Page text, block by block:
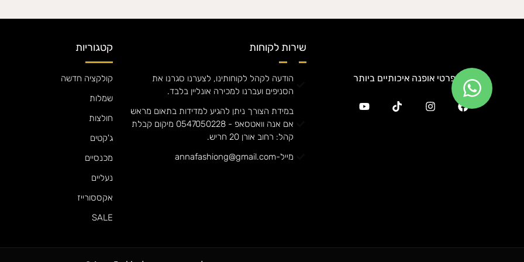
מגוון פרטי אופנה איכותיים ביותר
שירות לקוחות
הודעה לקהל לקוחותינו, לצערנו סגרנו את
הסניפים ועברנו למכירה אונליין בלבד.
במידת הצורך ניתן להגיע למדידות בתאום מראש
אם אנה וואטסאפ - 0547050228 מיקום קבלת
קהל: רחוב אורן 20 חריש.
מייל-annafashiong@gmail.com
קטגוריות
קולקציה חדשה
שמלות
חולצות
ג'קטים
מכנסיים
נעליים
אקססורייז
SALE